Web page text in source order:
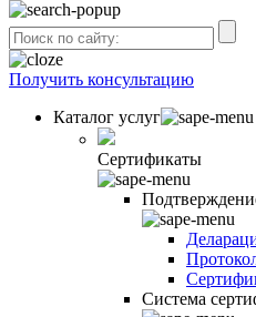
Получить консультацию
Каталог услуг
Сертификаты
Система